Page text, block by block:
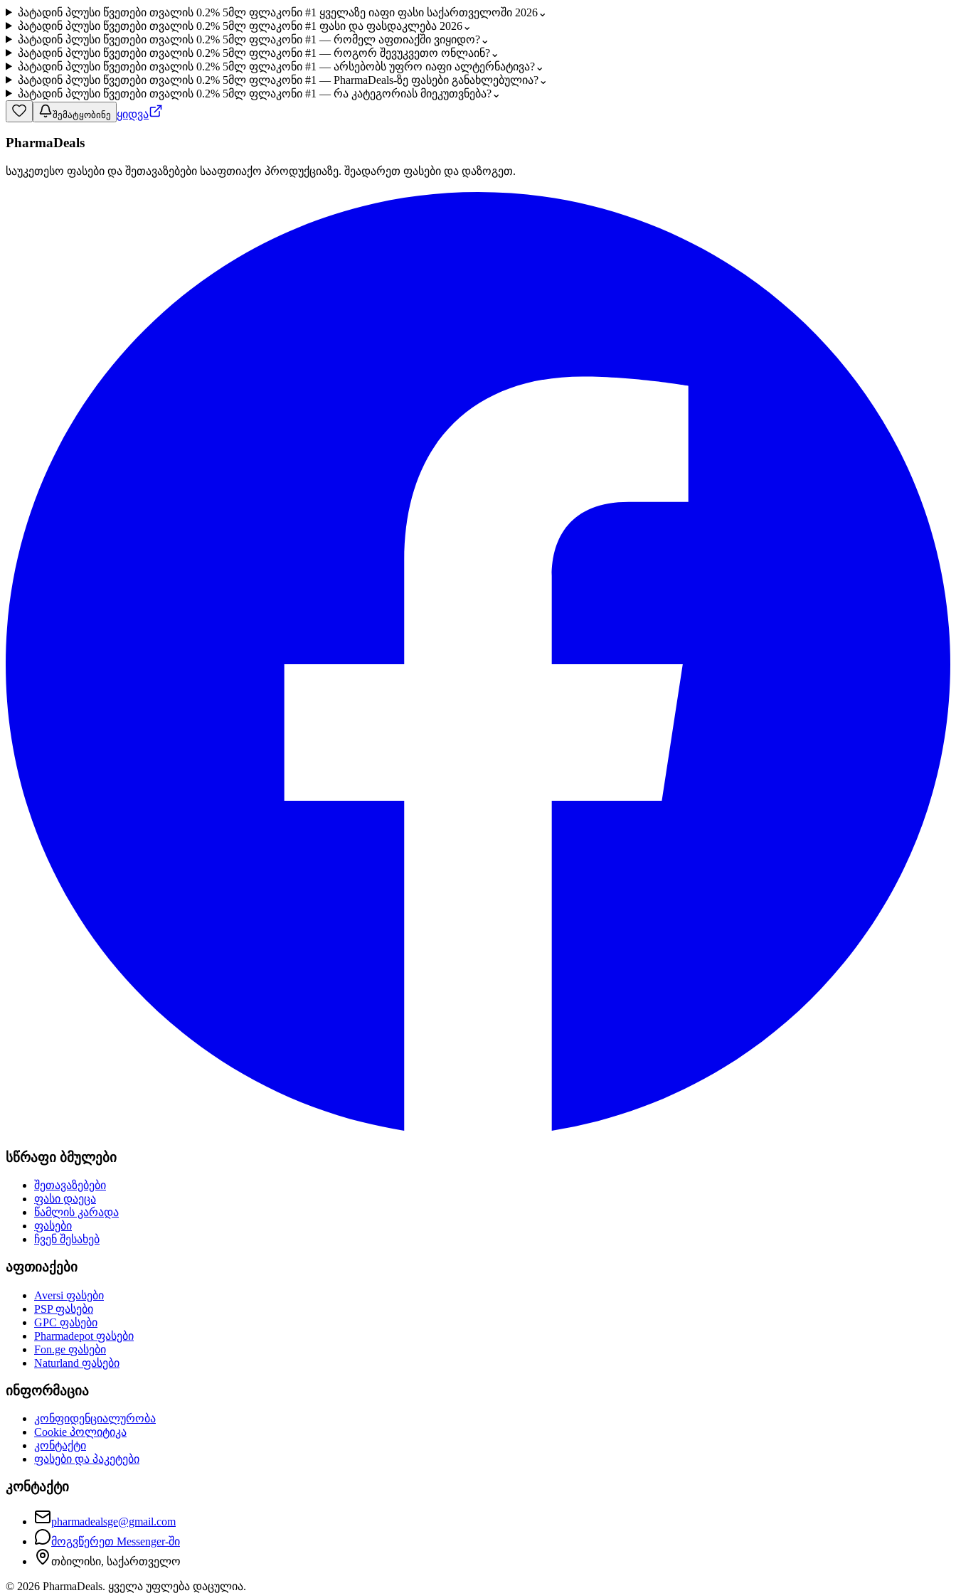
პატადინ პლუსი წვეთები თვალის 0.2% 5მლ ფლაკონი #1 ყველაზე იაფი ფასი საქართველოში 2026⌄
პატადინ პლუსი წვეთები თვალის 0.2% 5მლ ფლაკონი #1 ფასი და ფასდაკლება 2026⌄
პატადინ პლუსი წვეთები თვალის 0.2% 5მლ ფლაკონი #1 — რომელ აფთიაქში ვიყიდო?⌄
პატადინ პლუსი წვეთები თვალის 0.2% 5მლ ფლაკონი #1 — როგორ შევუკვეთო ონლაინ?⌄
პატადინ პლუსი წვეთები თვალის 0.2% 5მლ ფლაკონი #1 — არსებობს უფრო იაფი ალტერნატივა?⌄
პატადინ პლუსი წვეთები თვალის 0.2% 5მლ ფლაკონი #1 — PharmaDeals-ზე ფასები განახლებულია?⌄
პატადინ პლუსი წვეთები თვალის 0.2% 5მლ ფლაკონი #1 — რა კატეგორიას მიეკუთვნება?⌄
შემატყობინე ყიდვა
PharmaDeals
საუკეთესო ფასები და შეთავაზებები სააფთიაქო პროდუქციაზე. შეადარეთ ფასები და დაზოგეთ.
სწრაფი ბმულები
შეთავაზებები
ფასი დაეცა
წამლის კარადა
ფასები
ჩვენ შესახებ
აფთიაქები
Aversi ფასები
PSPფასები
GPC ფასები
Pharmadepot ფასები
Fon.ge ფასები
Naturland ფასები
ინფორმაცია
კონფიდენციალურობა
Cookie პოლიტიკა
კონტაქტი
ფასები და პაკეტები
კონტაქტი
pharmadealsge@gmail.com
მოგვწერეთ Messenger-ში
თბილისი, საქართველო
© 2026 PharmaDeals. ყველა უფლება დაცულია.